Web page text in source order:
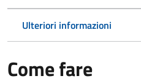
Ulteriori informazioni
Come fare